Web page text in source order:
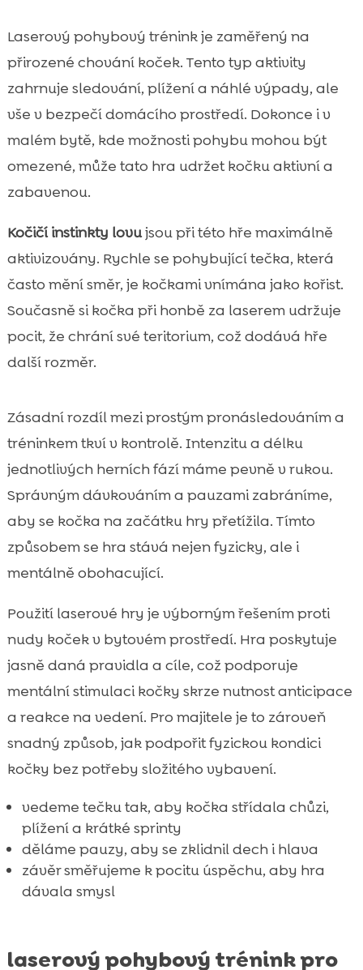
Laserový pohybový trénink je zaměřený na
přirozené chování koček. Tento typ aktivity
zahrnuje sledování, plížení a náhlé výpady, ale
vše v bezpečí domácího prostředí. Dokonce i v
malém bytě, kde možnosti pohybu mohou být
omezené, může tato hra udržet kočku aktivní a
zabavenou.
Kočičí instinkty lovujsou při této hře maximálně
aktivizovány. Rychle se pohybující tečka, která
často mění směr, je kočkami vnímána jako kořist.
Současně si kočka při honbě za laserem udržuje
pocit, že chrání své teritorium, což dodává hře
další rozměr.
Zásadní rozdíl mezi prostým pronásledováním a
tréninkem tkví v kontrolě. Intenzitu a délku
jednotlivých herních fází máme pevně v rukou.
Správným dávkováním a pauzami zabráníme,
aby se kočka na začátku hry přetížila. Tímto
způsobem se hra stává nejen fyzicky, ale i
mentálně obohacující.
Použití laserové hry je výborným řešením proti
nudy koček v bytovém prostředí. Hra poskytuje
jasně daná pravidla a cíle, což podporuje
mentální stimulaci kočky skrze nutnost anticipace
a reakce na vedení. Pro majitele je to zároveň
snadný způsob, jak podpořit fyzickou kondici
kočky bez potřeby složitého vybavení.
vedeme tečku tak, aby kočka střídala chůzi,
plížení a krátké sprinty
děláme pauzy, aby se zklidnil dech i hlava
závěr směřujeme k pocitu úspěchu, aby hra
dávala smysl
laserový pohybový trénink pro